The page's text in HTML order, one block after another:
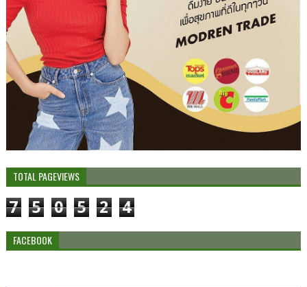
TOTAL PAGEVIEWS
7 5 0 5 2 4
FACEBOOK